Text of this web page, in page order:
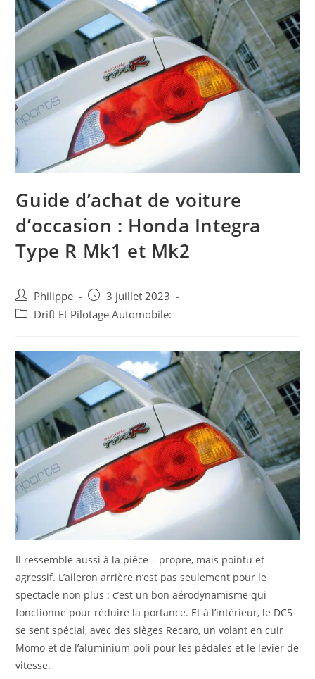
Guide d’achat de voiture
d’occasion : Honda Integra
Type R Mk1 et Mk2
Auteur/autrice
de
Philippe
Post
published:
3 juillet 2023
PostDrift Et Pilotage Automobile:
Il ressemble aussi à la pièce – propre, mais pointu et
agressif. L’aileron arrière n’est pas seulement pour le
spectacle non plus : c’est un bon aérodynamisme qui
fonctionne pour réduire la portance. Et à l’intérieur, le DC5
se sent spécial, avec des sièges Recaro, un volant en cuir
Momo et de l’aluminium poli pour les pédales et le levier de
vitesse.